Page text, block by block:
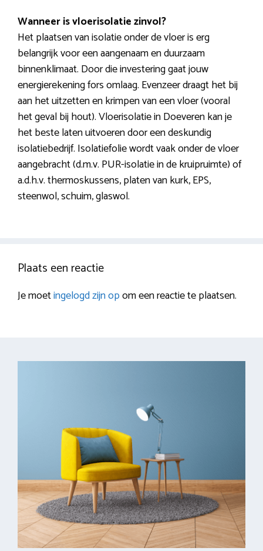
Wanneer is vloerisolatie zinvol?
Het plaatsen van isolatie onder de vloer is erg
belangrijk voor een aangenaam en duurzaam
binnenklimaat. Door die investering gaat jouw
energierekening fors omlaag. Evenzeer draagt het bij
aan het uitzetten en krimpen van een vloer (vooral
het geval bij hout). Vloerisolatie in Doeveren kan je
het beste laten uitvoeren door een deskundig
isolatiebedrijf. Isolatiefolie wordt vaak onder de vloer
aangebracht (d.m.v. PUR-isolatie in de kruipruimte) of
a.d.h.v. thermoskussens, platen van kurk, EPS,
steenwol, schuim, glaswol.
Plaats een reactie
Je moetingelogd zijn opom een reactie te plaatsen.